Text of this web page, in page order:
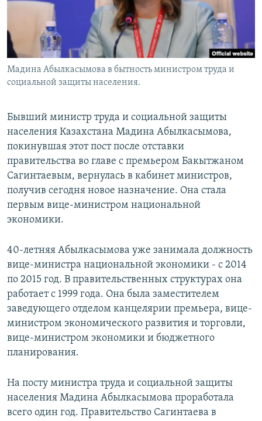
Мадина Абылкасымова в бытность министром труда и
социальной защиты населения.
Бывший министр труда и социальной защиты
населения Казахстана Мадина Абылкасымова,
покинувшая этот пост после отставки
правительства во главе с премьером Бакытжаном
Сагинтаевым, вернулась в кабинет министров,
получив сегодня новое назначение. Она стала
первым вице-министром национальной
экономики.
40-летняя Абылкасымова уже занимала должность
вице-министра национальной экономики - с 2014
по 2015 год. В правительственных структурах она
работает с 1999 года. Она была заместителем
заведующего отделом канцелярии премьера, вице-
министром экономического развития и торговли,
вице-министром экономики и бюджетного
планирования.
На посту министра труда и социальной защиты
населения Мадина Абылкасымова проработала
всего один год. Правительство Сагинтаева в